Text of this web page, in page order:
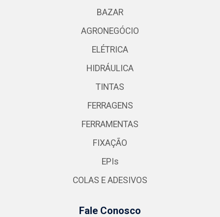
BAZAR
AGRONEGÓCIO
ELÉTRICA
HIDRÁULICA
TINTAS
FERRAGENS
FERRAMENTAS
FIXAÇÃO
EPIs
COLAS E ADESIVOS
Fale Conosco